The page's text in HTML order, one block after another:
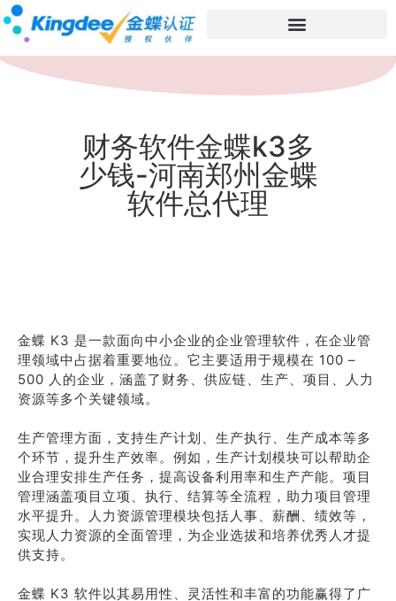
财务软件金蝶k3多
少钱-河南郑州金蝶
软件总代理
金蝶 K3 是一款面向中小企业的企业管理软件，在企业管
理领域中占据着重要地位。它主要适用于规模在 100 –
500 人的企业，涵盖了财务、供应链、生产、项目、人力
资源等多个关键领域。
生产管理方面，支持生产计划、生产执行、生产成本等多
个环节，提升生产效率。例如，生产计划模块可以帮助企
业合理安排生产任务，提高设备利用率和生产产能。项目
管理涵盖项目立项、执行、结算等全流程，助力项目管理
水平提升。人力资源管理模块包括人事、薪酬、绩效等，
实现人力资源的全面管理，为企业选拔和培养优秀人才提
供支持。
金蝶 K3 软件以其易用性、灵活性和丰富的功能赢得了广